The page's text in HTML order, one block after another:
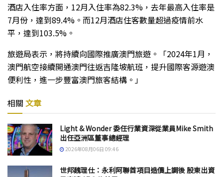
酒店入住率方面，12月入住率為82.3%，去年最高入住率是
7月份，達到89.4%。而12月酒店住客數量超過疫情前水
平，達到103.5%。
旅遊局表示，將持續向國際推廣澳門旅遊。「2024年1月，
澳門航空接續開通澳門往返吉隆坡航班，提升國際客源遊澳
便利性，進一步豐富澳門旅客結構。」
相關 文章
Light & Wonder 委任行業資深從業員Mike Smith
出任亞洲區董事總經理
2026年08月06日 09:46
世邦魏理仕：永利阿聯酋項目造價上調後 股東出資